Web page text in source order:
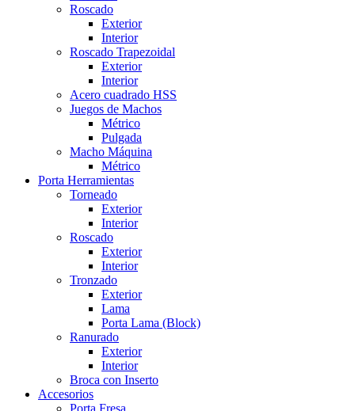
Roscado
Exterior
Interior
Roscado Trapezoidal
Exterior
Interior
Acero cuadrado HSS
Juegos de Machos
Métrico
Pulgada
Macho Máquina
Métrico
Porta Herramientas
Torneado
Exterior
Interior
Roscado
Exterior
Interior
Tronzado
Exterior
Lama
Porta Lama (Block)
Ranurado
Exterior
Interior
Broca con Inserto
Accesorios
Porta Fresa